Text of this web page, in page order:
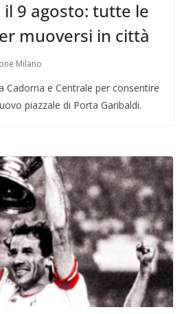
il 9 agosto: tutte le
muoversi in città
Milano
Cadorna e Centrale per consentire
piazzale di Porta Garibaldi.